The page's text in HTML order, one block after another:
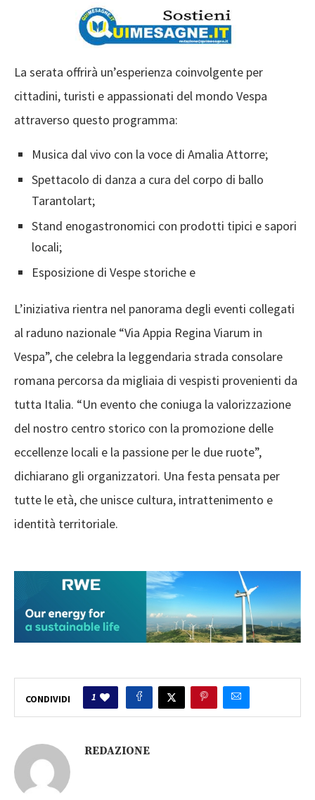
La serata offrirà un’esperienza coinvolgente per
cittadini, turisti e appassionati del mondo Vespa
attraverso questo programma:
Musica dal vivo con la voce di Amalia Attorre;
Spettacolo di danza a cura del corpo di ballo
Tarantolart;
Stand enogastronomici con prodotti tipici e sapori
locali;
Esposizione di Vespe storiche e
L’iniziativa rientra nel panorama degli eventi collegati
al raduno nazionale “Via Appia Regina Viarum in
Vespa”, che celebra la leggendaria strada consolare
romana percorsa da migliaia di vespisti provenienti da
tutta Italia. “Un evento che coniuga la valorizzazione
del nostro centro storico con la promozione delle
eccellenze locali e la passione per le due ruote”,
dichiarano gli organizzatori. Una festa pensata per
tutte le età, che unisce cultura, intrattenimento e
identità territoriale.
CONDIVIDI 1
REDAZIONE